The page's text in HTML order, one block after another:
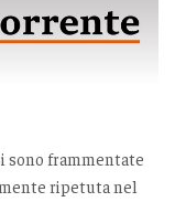
sono frammentate
ripetuta nel